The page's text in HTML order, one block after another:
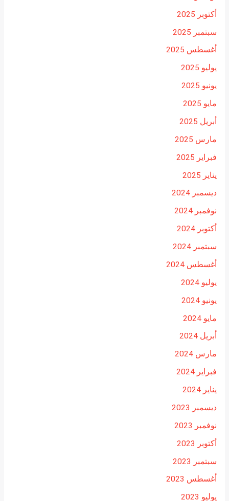
أكتوبر 2025
سبتمبر 2025
أغسطس 2025
يوليو 2025
يونيو 2025
مايو 2025
أبريل 2025
مارس 2025
فبراير 2025
يناير 2025
ديسمبر 2024
نوفمبر 2024
أكتوبر 2024
سبتمبر 2024
أغسطس 2024
يوليو 2024
يونيو 2024
مايو 2024
أبريل 2024
مارس 2024
فبراير 2024
يناير 2024
ديسمبر 2023
نوفمبر 2023
أكتوبر 2023
سبتمبر 2023
أغسطس 2023
يوليو 2023